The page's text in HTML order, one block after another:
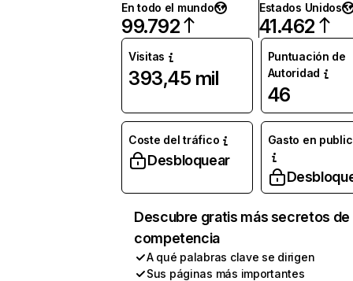
En todo el mundo
99.792
Estados Unidos
41.462
Visitas
393,45 mil
Puntuación de
Autoridad
46
Coste del tráfico
Desbloquear
Gasto en
Descubre gratis más secretos de
competencia
A qué palabras clave se dirigen
Sus páginas más importantes